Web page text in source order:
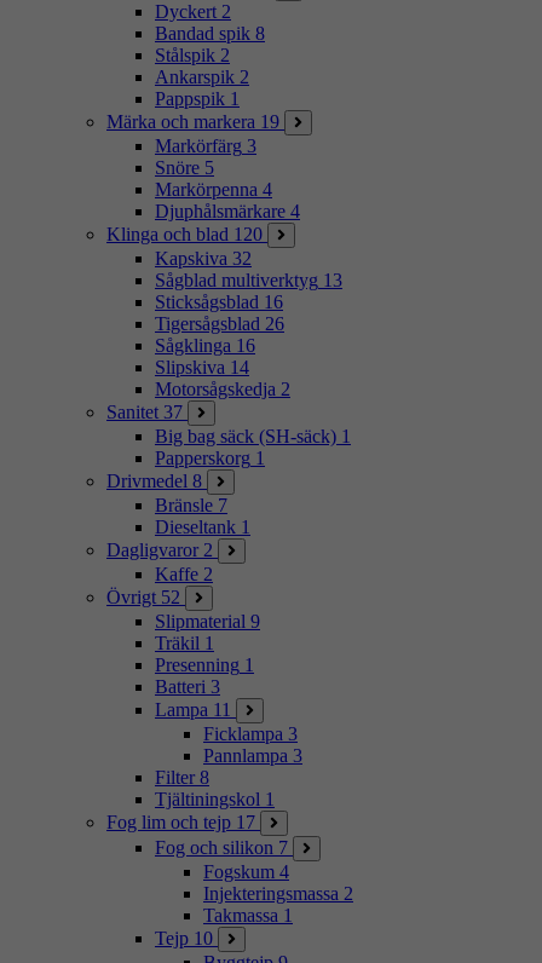
Dyckert 2
Bandad spik 8
Stålspik 2
Ankarspik 2
Pappspik 1
Märka och markera 19
Markörfärg 3
Snöre 5
Markörpenna 4
Djuphålsmärkare 4
Klinga och blad 120
Kapskiva 32
Sågblad multiverktyg 13
Sticksågsblad 16
Tigersågsblad 26
Sågklinga 16
Slipskiva 14
Motorsågskedja 2
Sanitet 37
Big bag säck (SH-säck) 1
Papperskorg 1
Drivmedel 8
Bränsle 7
Dieseltank 1
Dagligvaror 2
Kaffe 2
Övrigt 52
Slipmaterial 9
Träkil 1
Presenning 1
Batteri 3
Lampa 11
Ficklampa 3
Pannlampa 3
Filter 8
Tjältiningskol 1
Fog lim och tejp 17
Fog och silikon 7
Fogskum 4
Injekteringsmassa 2
Takmassa 1
Tejp 10